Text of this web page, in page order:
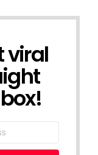
viral